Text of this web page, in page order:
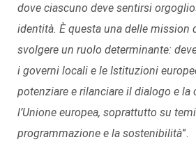
dove ciascuno deve sentirsi
identità. È questa una delle mission
svolgere un ruolo determinante:
i governi locali e le Istituzioni
potenziare e rilanciare il dialogo e la
l’Unione europea, soprattutto su
programmazione e la sostenibilità”.